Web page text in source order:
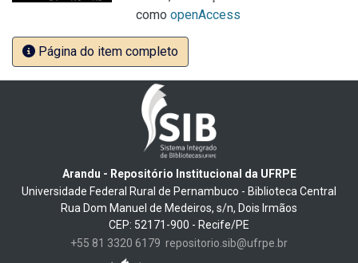
como openAccess
Página do item completo
Arandu - Repositório Institucional da UFRPE
Universidade Federal Rural de Pernambuco - Biblioteca Central
Rua Dom Manuel de Medeiros, s/n, Dois Irmãos
CEP: 52171-900 - Recife/PE
+55 81 3320 6179 repositorio.sib@ufrpe.br